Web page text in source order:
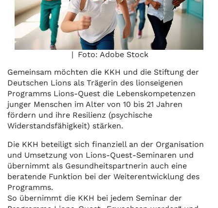
| Foto: Adobe Stock
Gemeinsam möchten die KKH und die Stiftung der
Deutschen Lions als Trägerin des lionseigenen
Programms Lions-Quest die Lebenskompetenzen
junger Menschen im Alter von 10 bis 21 Jahren
fördern und ihre Resilienz (psychische
Widerstandsfähigkeit) stärken.
Die KKH beteiligt sich finanziell an der Organisation
und Umsetzung von Lions-Quest-Seminaren und
übernimmt als Gesundheitspartnerin auch eine
beratende Funktion bei der Weiterentwicklung des
Programms.
So übernimmt die KKH bei jedem Seminar der